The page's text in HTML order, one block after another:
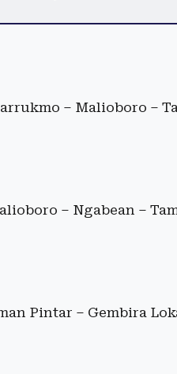
– Malioboro –
– Ngabean –
Pintar – Gembira